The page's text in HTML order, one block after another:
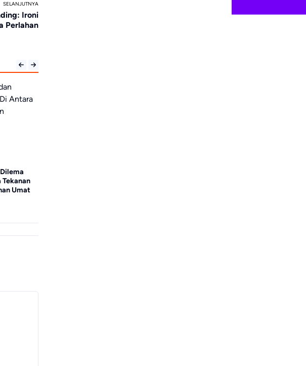
SELANJUTNYA
Ironi
Perlahan
KH. Bachtiar Nasir: Penolakan
Wilayah oleh Negara Teluk
adalah Momentum